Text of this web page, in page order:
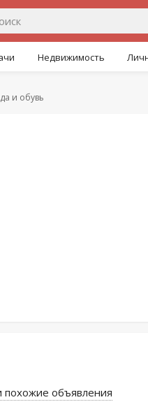
Недвижимость
и обувь
похожие объявления